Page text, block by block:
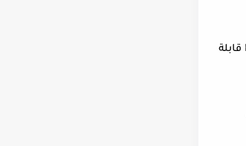
فمن خلال إعدادات درجة حرارة الماء المتغيرة ، التصميم المتين ، والسعر الجيد ، تعتبر غلاية Krups Savoy قابلة